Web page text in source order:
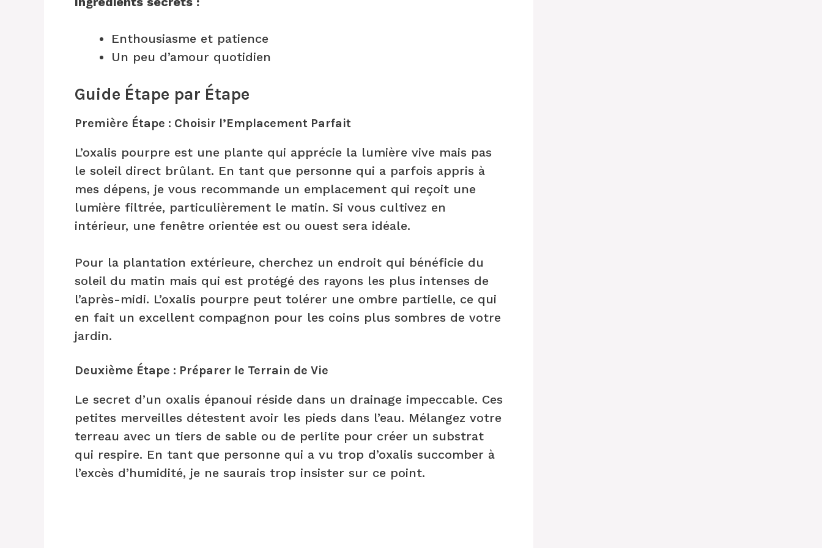
Enthousiasme et patience
Un peu d’amour quotidien
Guide Étape par Étape
Première Étape : Choisir l’Emplacement Parfait
L’oxalis pourpre est une plante qui apprécie la lumière vive mais pas
le soleil direct brûlant. En tant que personne qui a parfois appris à
mes dépens, je vous recommande un emplacement qui reçoit une
lumière filtrée, particulièrement le matin. Si vous cultivez en
intérieur, une fenêtre orientée est ou ouest sera idéale.
Pour la plantation extérieure, cherchez un endroit qui bénéficie du
soleil du matin mais qui est protégé des rayons les plus intenses de
l’après-midi. L’oxalis pourpre peut tolérer une ombre partielle, ce qui
en fait un excellent compagnon pour les coins plus sombres de votre
jardin.
Deuxième Étape : Préparer le Terrain de Vie
Le secret d’un oxalis épanoui réside dans un drainage impeccable. Ces
petites merveilles détestent avoir les pieds dans l’eau. Mélangez votre
terreau avec un tiers de sable ou de perlite pour créer un substrat
qui respire. En tant que personne qui a vu trop d’oxalis succomber à
l’excès d’humidité, je ne saurais trop insister sur ce point.